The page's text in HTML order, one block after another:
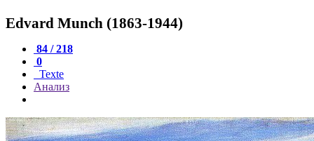
Edvard Munch (1863-1944)
84 / 218
0
Texte
Анализ